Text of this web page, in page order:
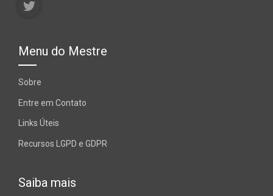
Menu do Mestre
Sobre
Entre em Contato
Links Úteis
Recursos LGPD e GDPR
Saiba mais